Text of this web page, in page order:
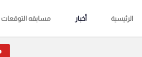
الرئيسية أخبار مسابقه التوقعات